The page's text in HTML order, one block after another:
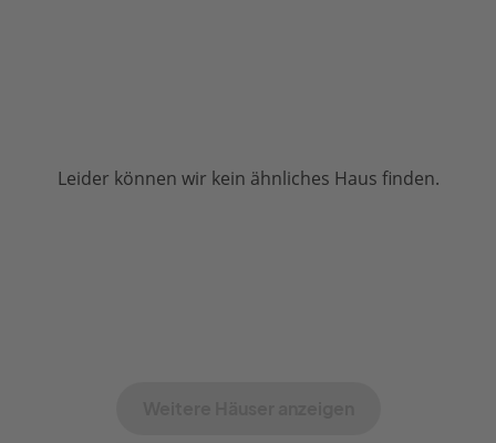
Leider können wir kein ähnliches Haus finden.